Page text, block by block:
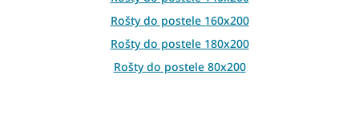
v
ý
p
i
s
Rošty do postele 160x200
Rošty do postele 180x200
Rošty do postele 80x200